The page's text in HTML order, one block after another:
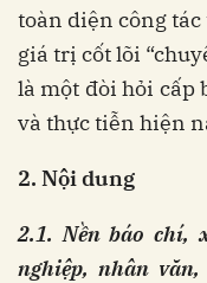
toàn diện công
giá trị cốt lõi
là một đòi hỏi cấp
và thực tiễn hiện
2. Nội dung
2.1.Nền báo chí,
nghiệp, nhân